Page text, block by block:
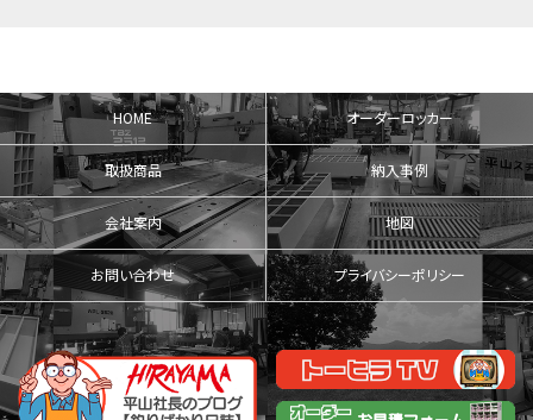
HOME オーダーロッカー
取扱商品 納入事例
会社案内 地図
お問い合わせ プライバシーポリシー